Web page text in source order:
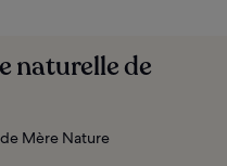
naturelle de
Mère Nature